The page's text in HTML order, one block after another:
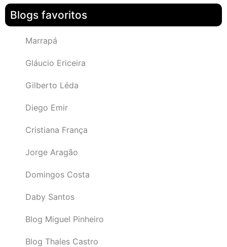
Blogs favoritos
Marrapá
Gláucio Ericeira
Gilberto Léda
Diego Emir
Cristiana França
Jorge Aragão
Domingos Costa
Daby Santos
Blog Miguel Pinheiro
Blog Thales Castro